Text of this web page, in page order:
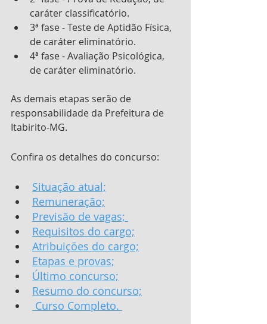
caráter classificatório.
3ª fase - Teste de Aptidão Física,
de caráter eliminatório.
4ª fase - Avaliação Psicológica,
de caráter eliminatório.
As demais etapas serão de
responsabilidade da Prefeitura de
Itabirito-MG.
Confira os detalhes do concurso:
Situação atual;
Remuneração;
Previsão de vagas;
Requisitos do cargo;
Atribuições do cargo;
Etapas e provas;
Último concurso;
Resumo do concurso;
Curso Completo.